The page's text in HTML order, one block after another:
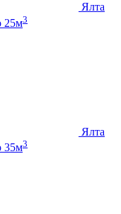
Ялта
25м3
Ялта
35м3